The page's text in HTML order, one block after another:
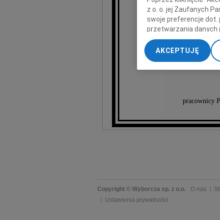
pracownicy
Copyright © Wyborcza sp. z o.o. O nas
Ustawienia prywatności
z o. o. jej Zaufanych
swoje preferencje dot.
przetwarzania danych
„Ustawienia
My, nasi Zaufani
dokładnych danych
Przechowywanie
AKCEPTUJĘ